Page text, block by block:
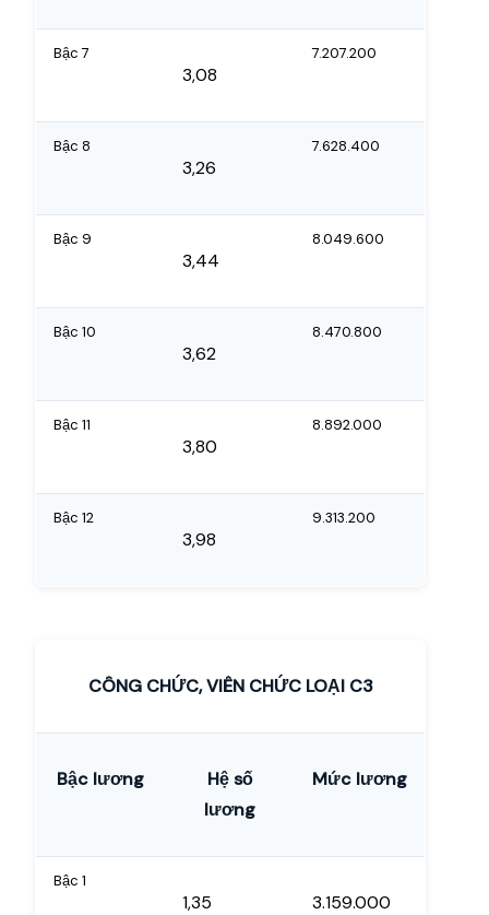
Bậc 7
3,08
7.207.200
Bậc 8
3,26
7.628.400
Bậc 9
3,44
8.049.600
Bậc 10
3,62
8.470.800
Bậc 11
3,80
8.892.000
Bậc 12
3,98
9.313.200
CÔNG CHỨC, VIÊN CHỨC LOẠI C3
Bậc lương
Hệ số
lương
Mức lương
Bậc 1
1,35 3.159.000